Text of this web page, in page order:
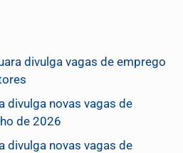
divulga vagas de emprego
divulga novas vagas de
de 2026
divulga novas vagas de